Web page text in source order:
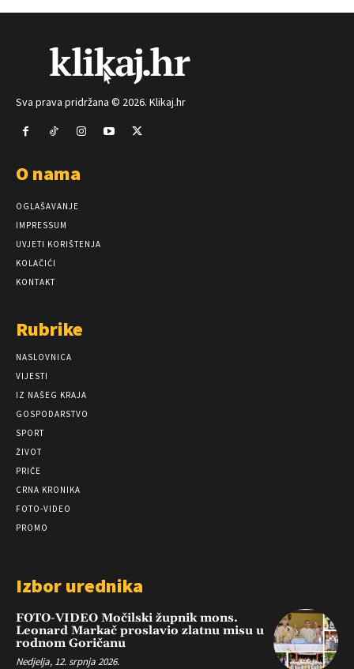
Sva prava pridržana © 2026. Klikaj.hr
O nama
OGLAŠAVANJE
IMPRESSUM
UVJETI KORIŠTENJA
KOLAČIĆI
KONTAKT
Rubrike
NASLOVNICA
VIJESTI
IZ NAŠEG KRAJA
GOSPODARSTVO
SPORT
ŽIVOT
PRIČE
CRNA KRONIKA
FOTO-VIDEO
PROMO
Izbor urednika
FOTO-VIDEO Močilski župnik mons.
Leonard Markač proslavio zlatnu misu u
rodnom Goričanu
Nedjelja, 12. srpnja 2026.